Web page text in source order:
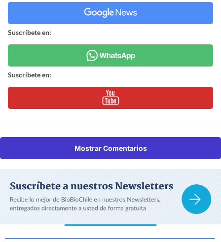
Suscríbete en:
Suscríbete en:
Mostrar Comentarios